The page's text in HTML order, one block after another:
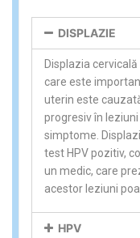
DISPLAZIE
Displazia
care este
uterin este
progresiv în
simptome.
test HPV pozitiv,
un medic, care
acestor leziuni
HPV